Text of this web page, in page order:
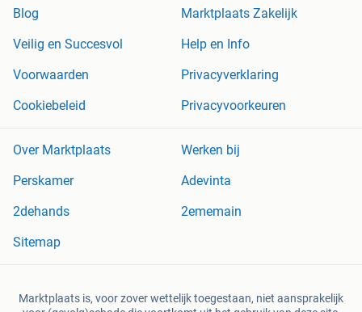
Blog
Marktplaats Zakelijk
Veilig en Succesvol
Help en Info
Voorwaarden
Privacyverklaring
Cookiebeleid
Privacyvoorkeuren
Over Marktplaats
Werken bij
Perskamer
Adevinta
2dehands
2ememain
Sitemap
Marktplaats is, voor zover wettelijk toegestaan, niet aansprakelijk